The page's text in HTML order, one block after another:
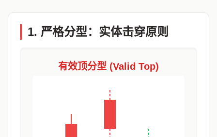
1. 严格分型：实体击穿原则
有效顶分型 (Valid Top)